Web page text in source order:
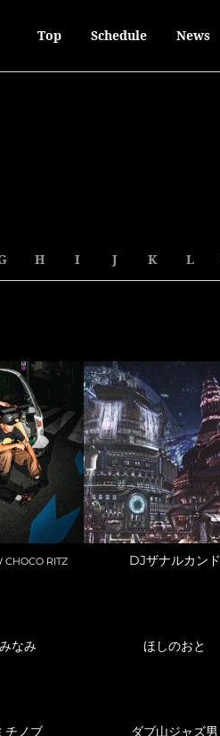
Top Schedule News
H I J K L
CHOCO RITZ DJザナルカンド
なみ ほしのおと
チノブ ダブ山ジャズ男